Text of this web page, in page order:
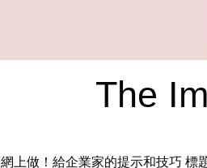
The
網上做！給企業家的提示和技巧 標